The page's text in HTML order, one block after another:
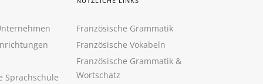
Sprachschule
Französische Grammatik
Französische Vokabeln
Französische Grammatik &
Wortschatz